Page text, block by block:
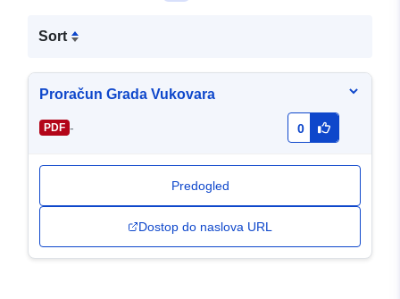
Sort
Proračun Grada Vukovara
PDF - 0
Predogled
Dostop do naslova URL